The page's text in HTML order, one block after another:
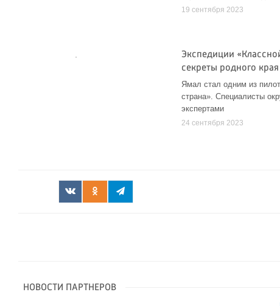
19 сентября 2023
Экспедиции
секреты родного края
Ямал стал одним из
страна». Специалисты
экспертами
24 сентября 2023
НОВОСТИ ПАРТНЕРОВ